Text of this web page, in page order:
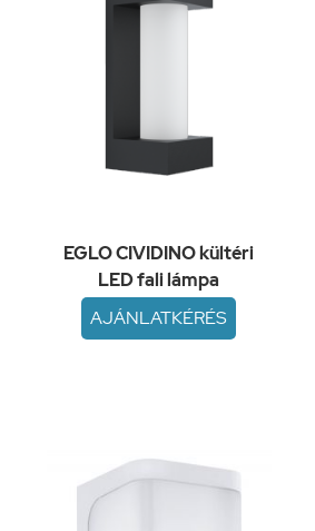
EGLO CIVIDINO kültéri
LED fali lámpa
AJÁNLATKÉRÉS